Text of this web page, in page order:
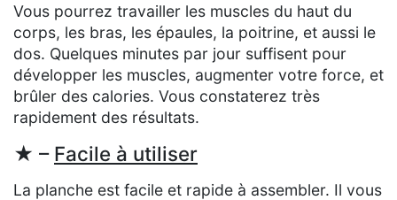
Vous pourrez travailler les muscles du haut du
corps, les bras, les épaules, la poitrine, et aussi le
dos. Quelques minutes par jour suffisent pour
développer les muscles, augmenter votre force, et
brûler des calories. Vous constaterez très
rapidement des résultats.
★ – Facile à utiliser
La planche est facile et rapide à assembler. Il vous